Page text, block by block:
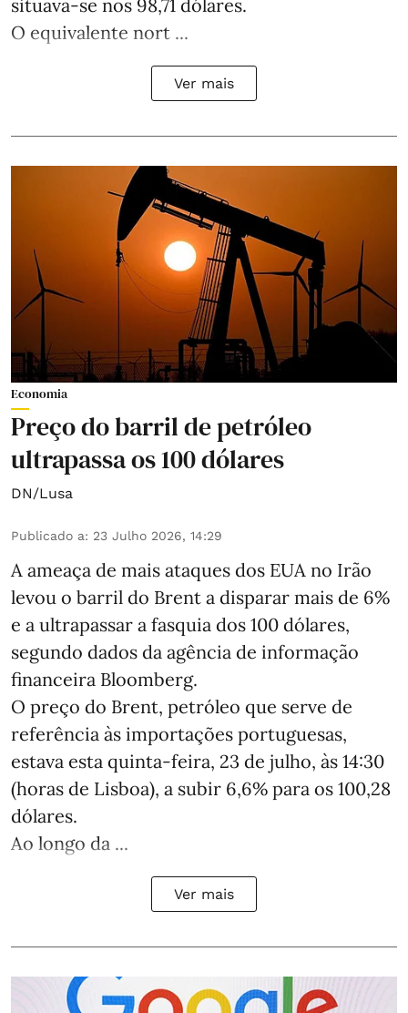
situava-se nos 98,71 dólares.
O equivalente nort ...
Ver mais
Economia
Preço do barril de petróleo
ultrapassa os 100 dólares
DN/Lusa
Publicado a: 23 Julho 2026, 14:29
A ameaça de mais ataques dos EUA no Irão
levou o barril do Brent a disparar mais de 6%
e a ultrapassar a fasquia dos 100 dólares,
segundo dados da agência de informação
financeira Bloomberg.
O preço do Brent, petróleo que serve de
referência às importações portuguesas,
estava esta quinta-feira, 23 de julho, às 14:30
(horas de Lisboa), a subir 6,6% para os 100,28
dólares.
Ao longo da ...
Ver mais